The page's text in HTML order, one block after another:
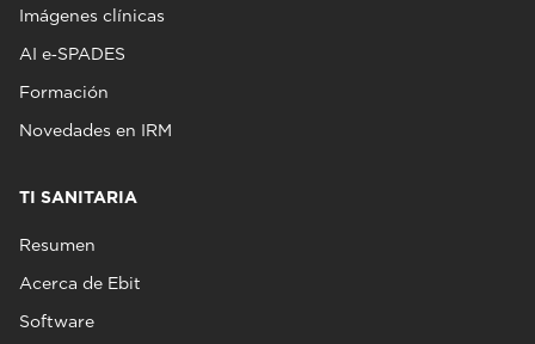
Imágenes clínicas
AI e‑SPADES
Formación
Novedades en IRM
TI SANITARIA
Resumen
Acerca de Ebit
Software